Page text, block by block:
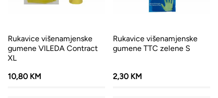
Rukavice višenamjenske
gumene VILEDA Contract
XL
10,80 KM
Rukavice višenamjenske
gumene TTC zelene S
2,30 KM